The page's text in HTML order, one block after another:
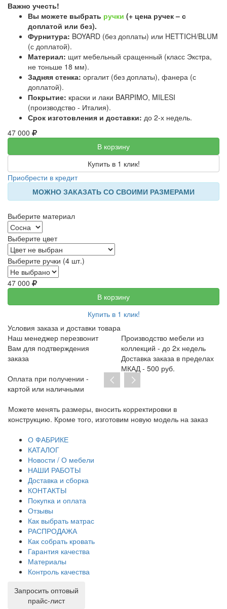
Важно учесть!
Вы можете выбрать ручки (+ цена ручек – с
доплатой или без).
Фурнитура: BOYARD (без доплаты) или HETTICH/BLUM
(с доплатой).
Материал: щит мебельный сращенный (класс Экстра,
не тоньше 18 мм).
Задняя стенка: оргалит (без доплаты), фанера (с
доплатой).
Покрытие: краски и лаки BARPIMO, MILESI
(производство - Италия).
Срок изготовления и доставки: до 2-х недель.
47 000
В корзину
Купить в 1 клик!
Приобрести в кредит
МОЖНО ЗАКАЗАТЬ СО СВОИМИ РАЗМЕРАМИ
Выберите материал
Выберите цвет
Выберите ручки (4 шт.)
47 000
В корзину
Купить в 1 клик!
Условия заказа и доставки товара
Наш менеджер перезвонит
Вам для подтверждения
заказа
Производство мебели из
коллекций - до 2х недель
Доставка заказа в пределах
МКАД - 500 руб.
Оплата при получении -
картой или наличными
Можете менять размеры, вносить корректировки в
конструкцию. Кроме того, изготовим новую модель на заказ
О ФАБРИКЕ
КАТАЛОГ
Новости / О мебели
НАШИ РАБОТЫ
Доставка и сборка
КОНТАКТЫ
Покупка и оплата
Отзывы
Как выбрать матрас
РАСПРОДАЖА
Как собрать кровать
Гарантия качества
Материалы
Контроль качества
Запросить оптовый
прайс-лист